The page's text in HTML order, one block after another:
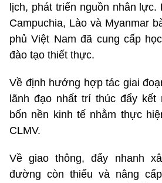
lịch, phát triển nguồn nhân
Campuchia, Lào và Myanmar
phủ Việt Nam đã cung cấp
đào tạo thiết thực.
Về định hướng hợp tác giai
lãnh đạo nhất trí thúc đẩy kết
bốn nền kinh tế nhằm thực
CLMV.
Về giao thông, đẩy nhanh
đường còn thiếu và nâng